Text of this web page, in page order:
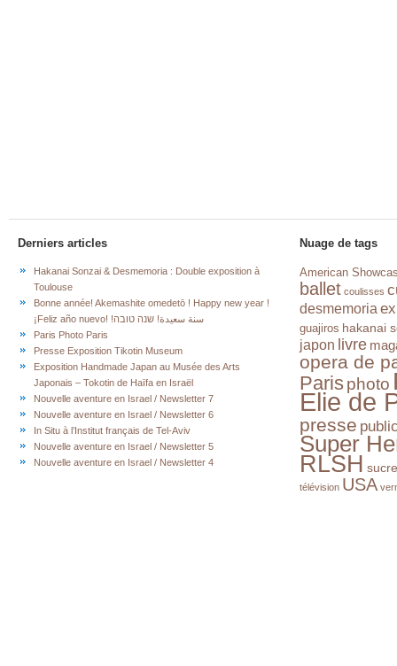
Derniers articles
Hakanai Sonzai & Desmemoria : Double exposition à
Toulouse
Bonne année! Akemashite omedetō ! Happy new year !
¡Feliz año nuevo! !سنة سعيدة! שנה טובה
Paris Photo Paris
Presse Exposition Tikotin Museum
Exposition Handmade Japan au Musée des Arts
Japonais – Tokotin de Haïfa en Israël
Nouvelle aventure en Israel / Newsletter 7
Nouvelle aventure en Israel / Newsletter 6
In Situ à l’Institut français de Tel-Aviv
Nouvelle aventure en Israel / Newsletter 5
Nouvelle aventure en Israel / Newsletter 4
Nuage de tags
American
ballet coulisses
desmemoria
guajiros hakanai
japon livre
opera de
Paris photo
Elie de
presse
Super
RLSH sucre
télévision USA